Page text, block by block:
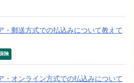
・郵送方式での払込みについて教えて
険
・オンライン方式での払込みについて